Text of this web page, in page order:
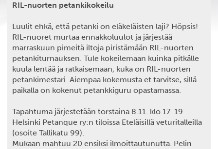
RIL-nuorten petankikokeilu
Luulit ehkä, että petanki on eläkeläisten laji? Höpsis!
RIL-nuoret murtaa ennakkoluulot ja järjestää
marraskuun pimeitä iltoja piristämään RIL-nuorten
petankiturnauksen. Tule kokeilemaan kuinka pitkälle
kuula lentää ja ratkaisemaan, kuka on RIL-nuorten
petankimestari. Aiempaa kokemusta et tarvitse, sillä
paikalla on kokenut petankkiguru opastamassa.
Tapahtuma järjestetään torstaina 8.11. klo 17-19
Helsinki Petanque ry:n tiloissa Eteläisillä veturitalleilla
(osoite Tallikatu 99).
Mukaan mahtuu 20 ensiksi ilmoittautunutta. Pelin